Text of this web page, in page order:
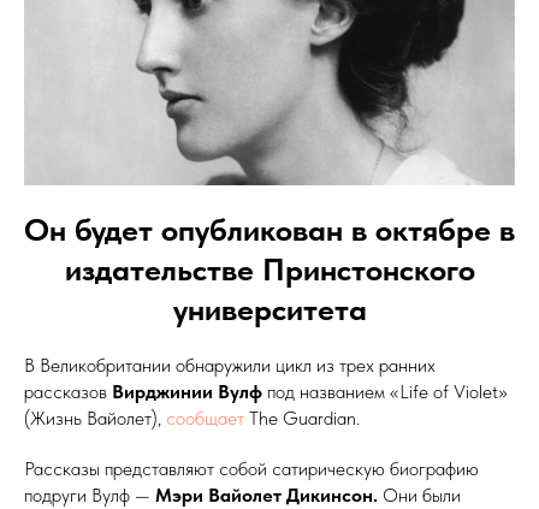
Он будет опубликован в октябре в
издательстве Принстонского
университета
В Великобритании обнаружили цикл из трех ранних
рассказов Вирджинии Вулф под названием «Life of Violet»
(Жизнь Вайолет), сообщает The Guardian.
Рассказы представляют собой сатирическую биографию
подруги Вулф — Мэри Вайолет Дикинсон. Они были